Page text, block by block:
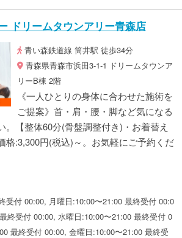
ドリームタウンアリー青森店
青い森鉄道線 筒井駅 徒歩34分
青森県青森市浜田3-1-1 ドリームタウンア
リーB棟 2階
《一人ひとりの身体に合わせた施術を
ご提案》首・肩・腰・脚など気になる
。【整体60分(骨盤調整付き)・お着替え
格:3,300円(税込)～。お気軽にご予約くだ
受付 00:00, 月曜日:10:00〜21:00 最終受付 00:0
終受付 00:00, 水曜日:10:00〜21:00 最終受付 0
最終受付 00:00, 金曜日:10:00〜21:00 最終受